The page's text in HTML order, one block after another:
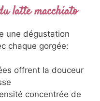
latte macchiato
une dégustation
chaque gorgée:
offrent la douceur
concentrée de